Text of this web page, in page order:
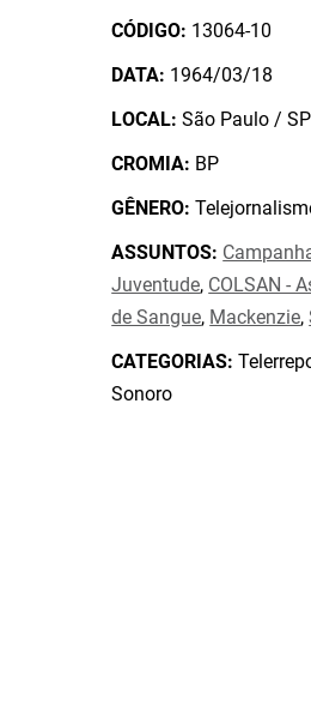
CÓDIGO: 13064-10
DATA: 1964/03/18
LOCAL: São Paulo /
CROMIA: BP
GÊNERO:
ASSUNTOS:
Juventude, COLSAN -
de Sangue, Mackenzie,
CATEGORIAS:
Sonoro